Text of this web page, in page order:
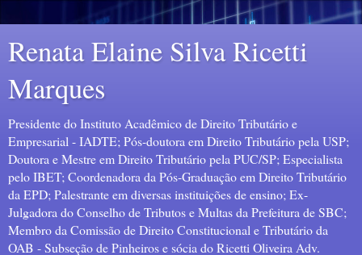
Renata Elaine Silva Ricetti
Marques
Presidente do Instituto Acadêmico de Direito Tributário e
Empresarial - IADTE; Pós-doutora em Direito Tributário pela USP;
Doutora e Mestre em Direito Tributário pela PUC/SP; Especialista
pelo IBET; Coordenadora da Pós-Graduação em Direito Tributário
da EPD; Palestrante em diversas instituições de ensino; Ex-
Julgadora do Conselho de Tributos e Multas da Prefeitura de SBC;
Membro da Comissão de Direito Constitucional e Tributário da
OAB - Subseção de Pinheiros e sócia do Ricetti Oliveira Adv.